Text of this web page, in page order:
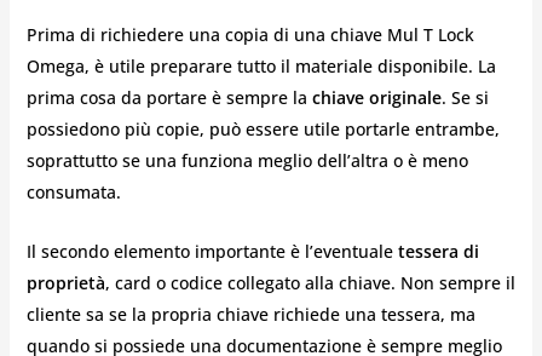
Prima di richiedere una copia di una chiave Mul T Lock
Omega, è utile preparare tutto il materiale disponibile. La
prima cosa da portare è sempre la chiave originale. Se si
possiedono più copie, può essere utile portarle entrambe,
soprattutto se una funziona meglio dell’altra o è meno
consumata.
Il secondo elemento importante è l’eventuale tessera di
proprietà, card o codice collegato alla chiave. Non sempre il
cliente sa se la propria chiave richiede una tessera, ma
quando si possiede una documentazione è sempre meglio